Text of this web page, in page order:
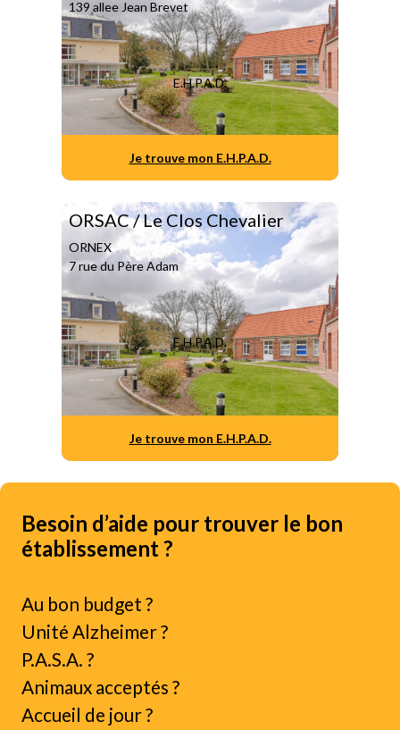
139 allee Jean Brevet
E.H.P.A.D.
Je trouve mon E.H.P.A.D.
ORSAC / Le Clos Chevalier
ORNEX
7 rue du Père Adam
E.H.P.A.D.
Je trouve mon E.H.P.A.D.
Besoin d’aide pour trouver le bon
établissement ?
Au bon budget ?
Unité Alzheimer ?
P.A.S.A. ?
Animaux acceptés ?
Accueil de jour ?